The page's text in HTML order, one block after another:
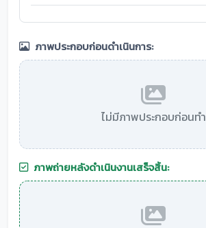
ภาพประกอบก่อนดำเนินการ:
ไม่มีภาพประกอบก่อนทำ
ภาพถ่ายหลังดำเนินงานเสร็จสิ้น: